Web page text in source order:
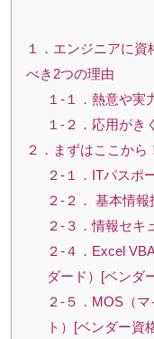
１．エンジニアに
べき2つの理由
１-１．熱意や実
１-２．応用がき
２．まずはここか
２-１．ITパスポ
２-２． 基本情
２-３．情報セキ
２-４．Excel
ダード）[ベンダ
２-５．MOS（
ト）[ベンダー資